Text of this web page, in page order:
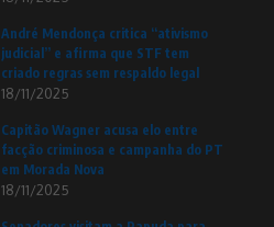
André Mendonça critica “ativismo
judicial” e afirma que STF tem
criado regras sem respaldo legal
18/11/2025
Capitão Wagner acusa elo entre
facção criminosa e campanha do PT
em Morada Nova
18/11/2025